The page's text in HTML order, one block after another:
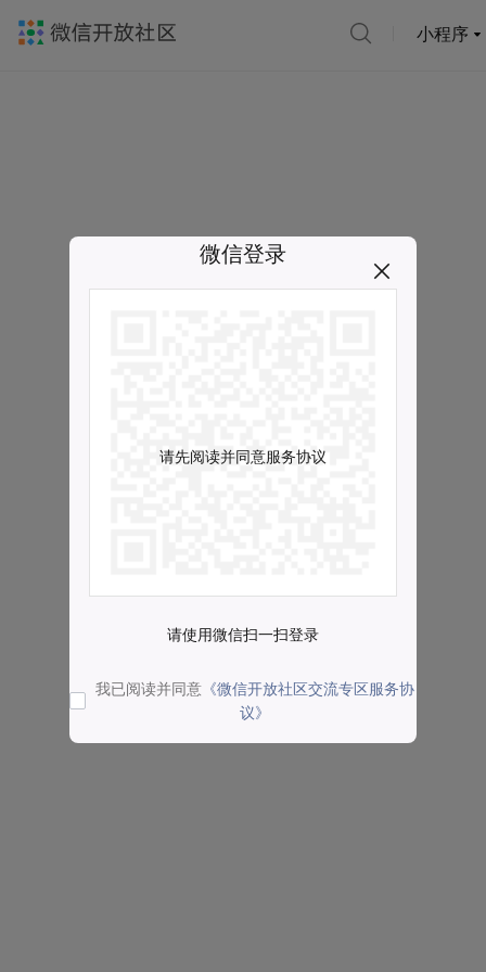
小程序
微信登录
请先阅读并同意服务协议
请使用微信扫一扫登录
我已阅读并同意 《微信开放社区交流专区服务协
议》